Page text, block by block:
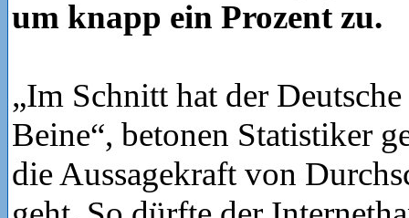
um knapp ein Prozent zu.
„Im Schnitt hat der
Beine“, betonen Statistiker
die Aussagekraft von